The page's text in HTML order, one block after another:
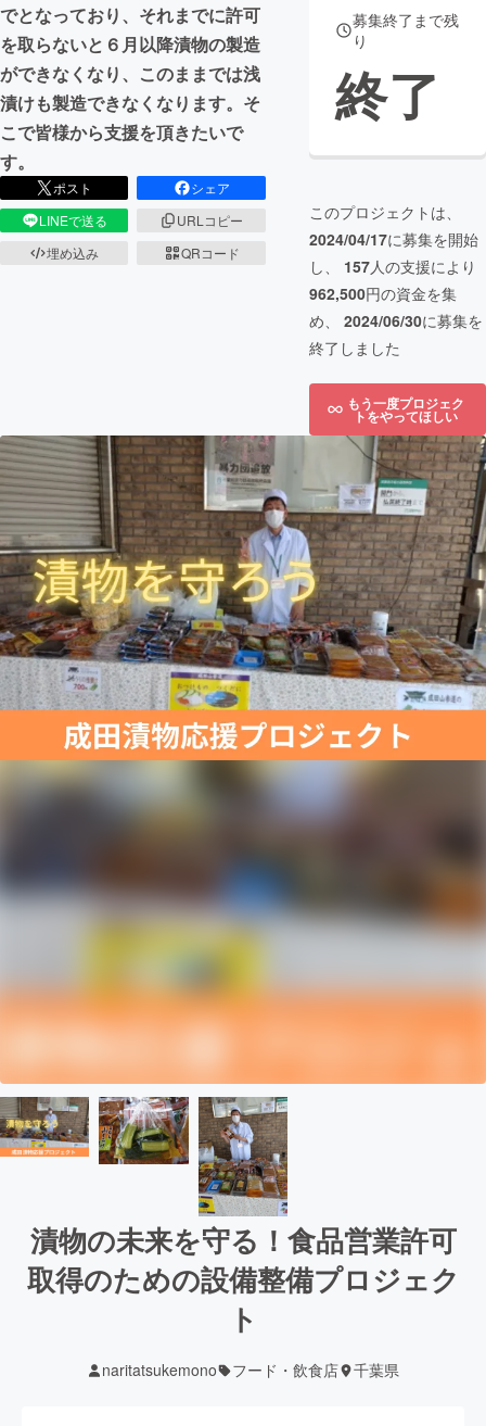
でとなっており、それまでに許可
を取らないと６月以降漬物の製造
ができなくなり、このままでは浅
漬けも製造できなくなります。そ
こで皆様から支援を頂きたいで
す。
ポスト
シェア
LINEで送る
URLコピー
埋め込み
QRコード
募集終了まで残
り
終了
このプロジェクトは、
2024/04/17に募集を開始
し、 157人の支援により
962,500円の資金を集
め、 2024/06/30に募集を
終了しました
もう一度プロジェク
トをやってほしい
漬物の未来を守る！食品営業許可
取得のための設備整備プロジェク
ト
naritatsukemono フード・飲食店 千葉県